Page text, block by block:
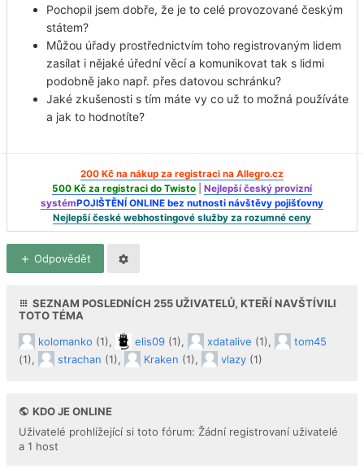
Pochopil jsem dobře, že je to celé provozované českým
státem?
Můžou úřady prostřednictvím toho registrovaným lidem
zasílat i nějaké úřední věcí a komunikovat tak s lidmi
podobně jako např. přes datovou schránku?
Jaké zkušenosti s tím máte vy co už to možná používáte
a jak to hodnotíte?
200 Kč na nákup za registraci na Allegro.cz
500 Kč za registraci do Twisto
Nejlepší český provizní
systémPOJIŠTĚNÍ ONLINE bez nutnosti návštěvy pojišťovny
Nejlepší české webhostingové služby za rozumné ceny
Odpovědět
SEZNAM POSLEDNÍCH 255UŽIVATELŮ, KTEŘÍ NAVŠTÍVILI
TOTO TÉMA
kolomanko (1), elis09 (1), xdatalive (1),
tom45
(1),
strachan (1), Kraken (1), vlazy (1)
KDO JE ONLINE
Uživatelé prohlížející si toto fórum: Žádní registrovaní uživatelé
a 1 host